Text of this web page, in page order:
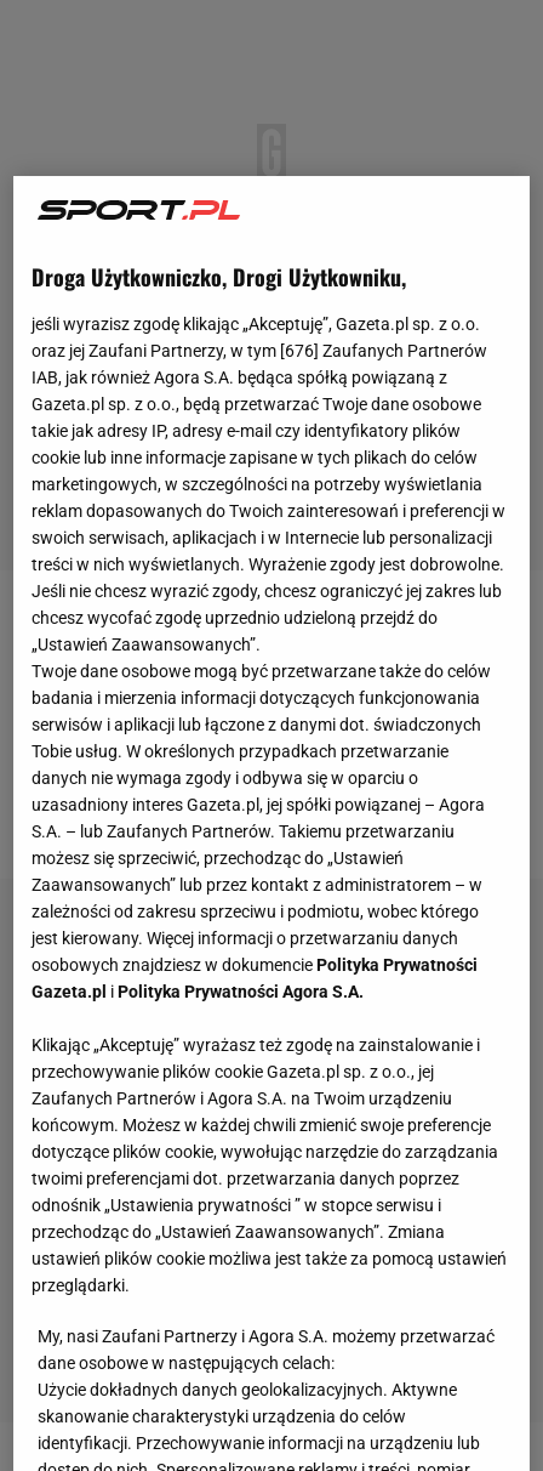
Chwilę przed rozpoczęciem finału mundialu w RPA
jeden z kibiców dostał się do Pucharu Świata, który
umieszczono na płycie boiska. Chciał założyć mu
czapkę, ale po chwili został powalony i
wyprowadzony przez siedmiu ochroniarzy.
Droga Użytkowniczko, Drogi Użytkowniku,
jeśli wyrazisz zgodę klikając „Akceptuję”, Gazeta.pl sp. z o.o.
oraz jej Zaufani Partnerzy, w tym [676] Zaufanych Partnerów
IAB, jak również Agora S.A. będąca spółką powiązaną z
Gazeta.pl sp. z o.o., będą przetwarzać Twoje dane osobowe
takie jak adresy IP, adresy e-mail czy identyfikatory plików
cookie lub inne informacje zapisane w tych plikach do celów
marketingowych, w szczególności na potrzeby wyświetlania
reklam dopasowanych do Twoich zainteresowań i preferencji w
swoich serwisach, aplikacjach i w Internecie lub personalizacji
treści w nich wyświetlanych. Wyrażenie zgody jest dobrowolne.
Jeśli nie chcesz wyrazić zgody, chcesz ograniczyć jej zakres lub
chcesz wycofać zgodę uprzednio udzieloną przejdź do
„Ustawień Zaawansowanych”.
Twoje dane osobowe mogą być przetwarzane także do celów
badania i mierzenia informacji dotyczących funkcjonowania
serwisów i aplikacji lub łączone z danymi dot. świadczonych
Tobie usług. W określonych przypadkach przetwarzanie
danych nie wymaga zgody i odbywa się w oparciu o
uzasadniony interes Gazeta.pl, jej spółki powiązanej – Agora
S.A. – lub Zaufanych Partnerów. Takiemu przetwarzaniu
możesz się sprzeciwić, przechodząc do „Ustawień
Zaawansowanych” lub przez kontakt z administratorem – w
zależności od zakresu sprzeciwu i podmiotu, wobec którego
jest kierowany. Więcej informacji o przetwarzaniu danych
osobowych znajdziesz w dokumenciePolityka Prywatności
Gazeta.pl iPolityka Prywatności Agora S.A.
Klikając „Akceptuję” wyrażasz też zgodę na zainstalowanie i
przechowywanie plików cookie Gazeta.pl sp. z o.o., jej
Zaufanych Partnerów i Agora S.A. na Twoim urządzeniu
końcowym. Możesz w każdej chwili zmienić swoje preferencje
dotyczące plików cookie, wywołując narzędzie do zarządzania
twoimi preferencjami dot. przetwarzania danych poprzez
odnośnik „Ustawienia prywatności ” w stopce serwisu i
przechodząc do „Ustawień Zaawansowanych”. Zmiana
ustawień plików cookie możliwa jest także za pomocą ustawień
przeglądarki.
My, nasi Zaufani Partnerzy i Agora S.A. możemy przetwarzać
dane osobowe w następujących celach:
Użycie dokładnych danych geolokalizacyjnych. Aktywne
skanowanie charakterystyki urządzenia do celów
identyfikacji. Przechowywanie informacji na urządzeniu lub